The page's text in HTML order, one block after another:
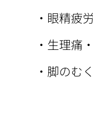
・眼精疲
・生理痛
・脚のむ